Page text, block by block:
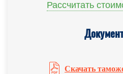
Рассчитать
Скачать